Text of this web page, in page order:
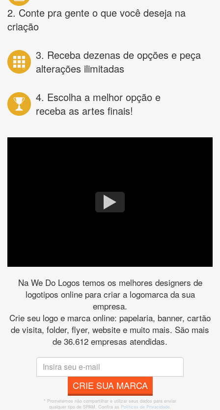
2. Conte pra gente o que você deseja na
criação
3. Receba dezenas de opções e peça
alterações ilimitadas
4. Escolha a melhor opção e
receba as artes finais!
Na We Do Logos temos os melhores designers de
logotipos online para criar a logomarca da sua
empresa.
Crie seu logo e marca online: papelaria, banner, cartão
de visita, folder, flyer, website e muito mais. São mais
de 36.612 empresas atendidas.
CRIE SUA MARCA
* Prometemos não compartilhar e utilizar seus dados para enviar
qualquer tipo de SPAM. Confira as Políticas de Privacidade.